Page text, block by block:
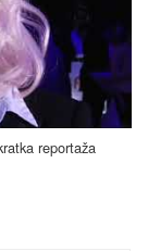
reportaža